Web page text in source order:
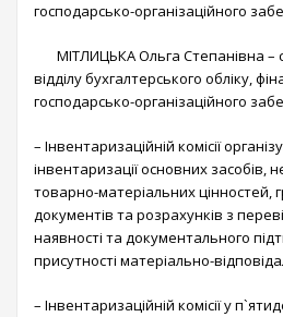
господарсько-організаційного
МІТЛИЦЬКА Ольга Степанівна –
відділу бухгалтерського обліку,
господарсько-організаційного
– Інвентаризаційній комісії
інвентаризації основних засобів,
товарно-матеріальних цінностей,
документів та розрахунків з
наявності та документального
присутності матеріально-
– Інвентаризаційній комісії у